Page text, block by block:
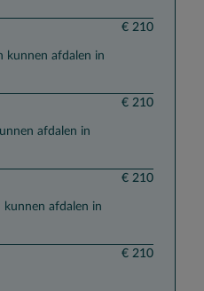
kunnen afdalen in
€ 210
afdalen in
€ 210
afdalen in
€ 210
€ 210